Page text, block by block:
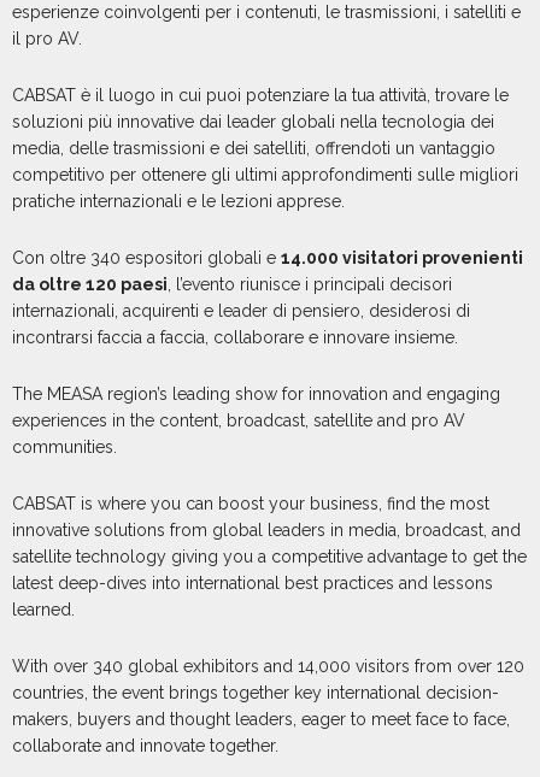
esperienze coinvolgenti per i contenuti, le trasmissioni, i satelliti e
il pro AV.
CABSAT è il luogo in cui puoi potenziare la tua attività, trovare le
soluzioni più innovative dai leader globali nella tecnologia dei
media, delle trasmissioni e dei satelliti, offrendoti un vantaggio
competitivo per ottenere gli ultimi approfondimenti sulle migliori
pratiche internazionali e le lezioni apprese.
Con oltre 340 espositori globali e 14.000 visitatori provenienti
da oltre 120 paesi , l’evento riunisce i principali decisori
internazionali, acquirenti e leader di pensiero, desiderosi di
incontrarsi faccia a faccia, collaborare e innovare insieme.
The MEASA region’s leading show for innovation and engaging
experiences in the content, broadcast, satellite and pro AV
communities.
CABSAT is where you can boost your business, find the most
innovative solutions from global leaders in media, broadcast, and
satellite technology giving you a competitive advantage to get the
latest deep-dives into international best practices and lessons
learned.
With over 340 global exhibitors and 14,000 visitors from over 120
countries, the event brings together key international decision-
makers, buyers and thought leaders, eager to meet face to face,
collaborate and innovate together.